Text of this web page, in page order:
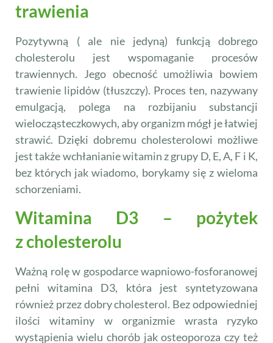
trawienia
Pozytywną ( ale nie jedyną) funkcją dobrego
cholesterolu jest wspomaganie procesów
trawiennych. Jego obecność umożliwia bowiem
trawienie lipidów (tłuszczy). Proces ten, nazywany
emulgacją, polega na rozbijaniu substancji
wielocząsteczkowych, aby organizm mógł je łatwiej
strawić. Dzięki dobremu cholesterolowi możliwe
jest także wchłanianie witamin z grupy D, E, A, F i K,
bez których jak wiadomo, borykamy się z wieloma
schorzeniami.
Witamina D3 – pożytek
z cholesterolu
Ważną rolę w gospodarce wapniowo-fosforanowej
pełni witamina D3, która jest syntetyzowana
również przez dobry cholesterol. Bez odpowiedniej
ilości witaminy w organizmie wrasta ryzyko
wystąpienia wielu chorób jak osteoporoza czy też